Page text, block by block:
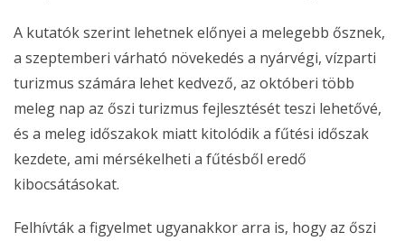
A kutatók szerint lehetnek előnyei a melegebb ősznek,
a szeptemberi várható növekedés a nyárvégi, vízparti
turizmus számára lehet kedvező, az októberi több
meleg nap az őszi turizmus fejlesztését teszi lehetővé,
és a meleg időszakok miatt kitolódik a fűtési időszak
kezdete, ami mérsékelheti a fűtésből eredő
kibocsátásokat.
Felhívták a figyelmet ugyanakkor arra is, hogy az őszi